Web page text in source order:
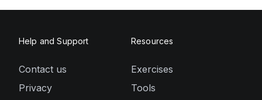
Help and Support
Contact us
Privacy
Resources
Exercises
Tools